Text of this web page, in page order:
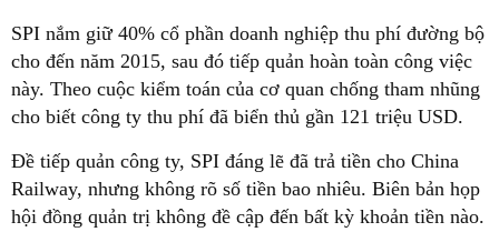
SPI nắm giữ 40% cổ phần doanh nghiệp thu phí đường bộ
cho đến năm 2015, sau đó tiếp quản hoàn toàn công việc
này. Theo cuộc kiểm toán của cơ quan chống tham nhũng
cho biết công ty thu phí đã biển thủ gần 121 triệu USD.
Đề tiếp quản công ty, SPI đáng lẽ đã trả tiền cho China
Railway, nhưng không rõ số tiền bao nhiêu. Biên bản họp
hội đồng quản trị không đề cập đến bất kỳ khoản tiền nào.